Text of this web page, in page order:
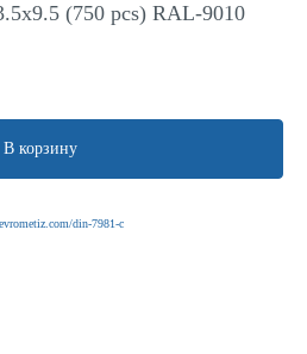
(750 pcs) RAL-9010
В корзину
din-7981-c